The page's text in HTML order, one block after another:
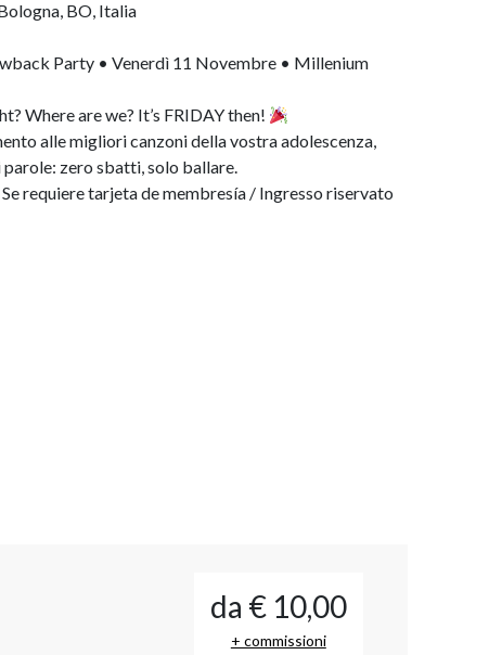
BO, Italia
Party • Venerdì 11 Novembre • Millenium
Where are we? It’s FRIDAY then!
alle migliori canzoni della vostra adolescenza,
zero sbatti, solo ballare.
requiere tarjeta de membresía / Ingresso riservato
da € 10,00
+ commissioni